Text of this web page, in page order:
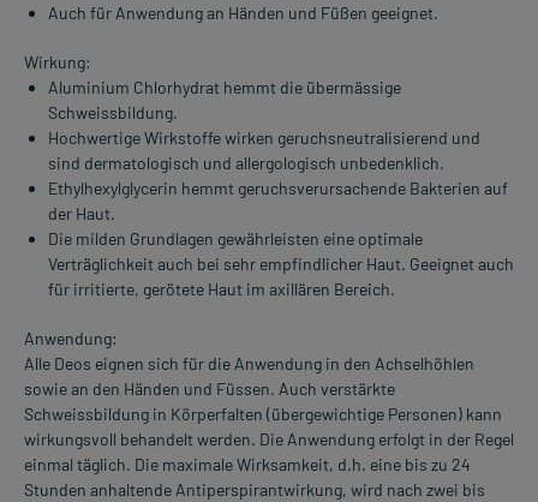
Auch für Anwendung an Händen und Füßen geeignet.
Wirkung:
Aluminium Chlorhydrat hemmt die übermässige
Schweissbildung.
Hochwertige Wirkstoffe wirken geruchsneutralisierend und
sind dermatologisch und allergologisch unbedenklich.
Ethylhexylglycerin hemmt geruchsverursachende Bakterien auf
der Haut.
Die milden Grundlagen gewährleisten eine optimale
Verträglichkeit auch bei sehr empfindlicher Haut. Geeignet auch
für irritierte, gerötete Haut im axillären Bereich.
Anwendung:
Alle Deos eignen sich für die Anwendung in den Achselhöhlen
sowie an den Händen und Füssen. Auch verstärkte
Schweissbildung in Körperfalten (übergewichtige Personen) kann
wirkungsvoll behandelt werden. Die Anwendung erfolgt in der Regel
einmal täglich. Die maximale Wirksamkeit, d.h. eine bis zu 24
Stunden anhaltende Antiperspirantwirkung, wird nach zwei bis